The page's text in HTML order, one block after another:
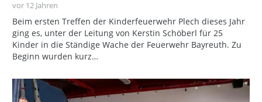
vor 12 Jahren
Beim ersten Treffen der Kinderfeuerwehr Plech dieses Jahr
ging es, unter der Leitung von Kerstin Schöberl für 25
Kinder in die Ständige Wache der Feuerwehr Bayreuth. Zu
Beginn wurden kurz…